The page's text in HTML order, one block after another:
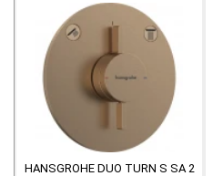
HANSGROHE DUO TURN S SA 2